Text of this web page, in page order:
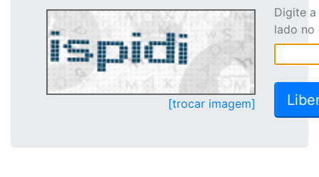
[trocar imagem]
Digite
lado no